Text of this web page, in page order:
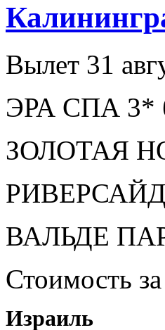
Вылет 31
ЭРА СПА 3*
ЗОЛОТАЯ
РИВЕРСАЙД
ВАЛЬДЕ
Стоимость
Израиль